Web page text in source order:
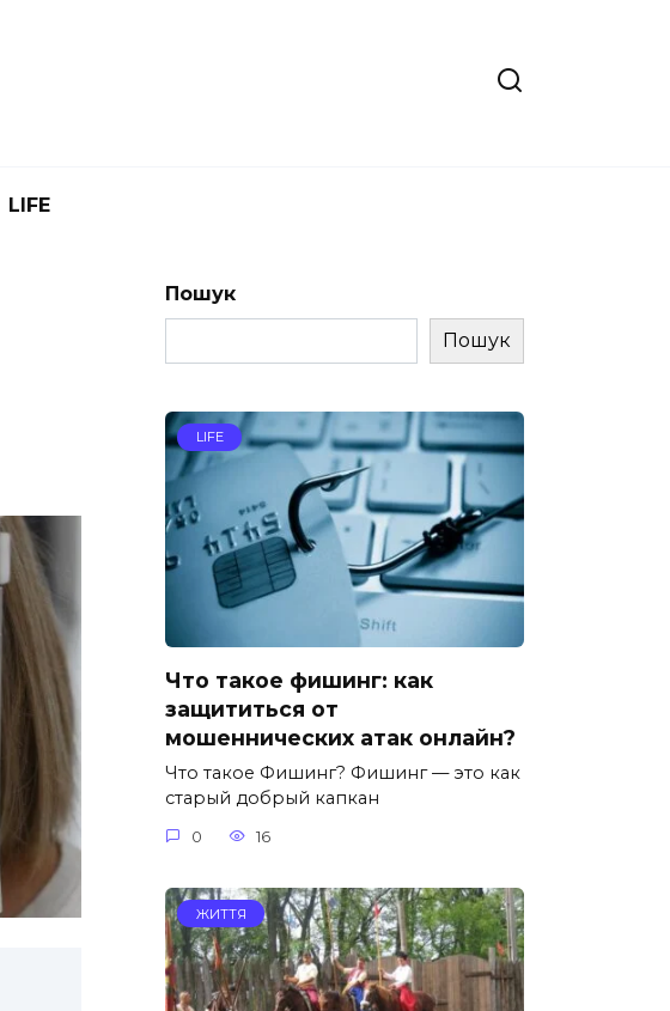
LIFE
Пошук
Пошук
LIFE
Что такое фишинг: как
защититься от
мошеннических атак онлайн?
Что такое Фишинг? Фишинг — это как
старый добрый капкан
0 16
ЖИТТЯ